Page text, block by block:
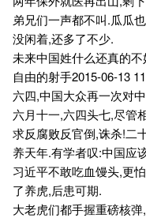
弟兄们一声都不叫.瓜瓜
没闲着,还多了不少.
未来中国姓什么还真的不
自由的射手2015-06-13
六四,中国大众再一次对
六月十一,六四头七,尽管
求反腐败反官倒,诛杀!二
养天年.有学者叹:中国应
习近平不敢吃血馒头,更
了养虎,后患可期.
大老虎们都手握重磅核